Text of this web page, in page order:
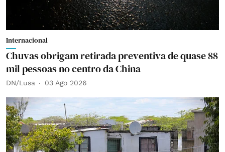
Internacional
Chuvas obrigam retirada preventiva de quase 88
mil pessoas no centro da China
DN/Lusa 03 Ago 2026